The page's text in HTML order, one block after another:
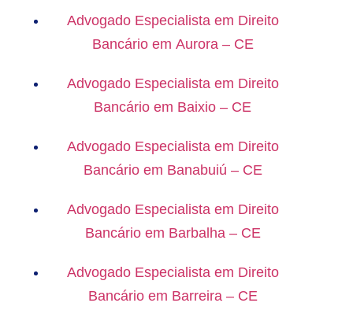
Advogado Especialista em Direito
Bancário em Aurora – CE
Advogado Especialista em Direito
Bancário em Baixio – CE
Advogado Especialista em Direito
Bancário em Banabuiú – CE
Advogado Especialista em Direito
Bancário em Barbalha – CE
Advogado Especialista em Direito
Bancário em Barreira – CE